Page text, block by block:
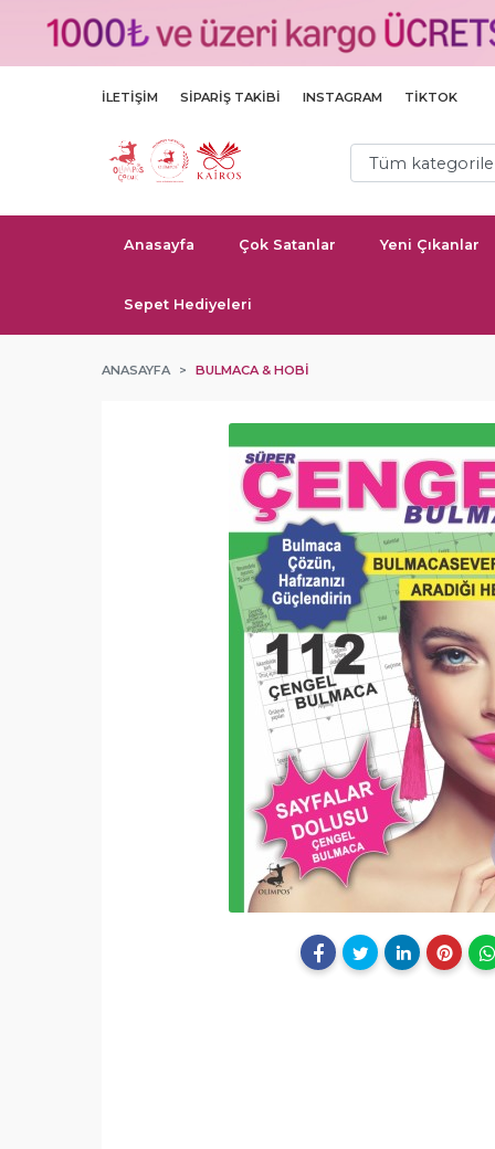
İLETIŞIM SIPARIŞ TAKIBI INSTAGRAM TIKTOK
Anasayfa Çok Satanlar Yeni Çıkanlar
Sepet Hediyeleri
ANASAYFA BULMACA & HOBI